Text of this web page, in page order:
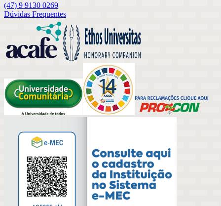
(47) 9 9130 0269
Dúvidas Frequentes